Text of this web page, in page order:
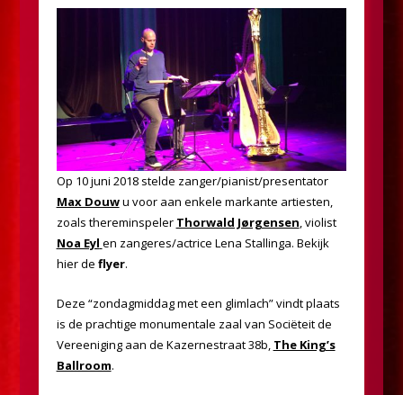
Op 10 juni 2018 stelde zanger/pianist/presentator
Max Douwu voor aan enkele markante artiesten,
zoals thereminspeler Thorwald Jørgensen, violist
Noa Eyl en zangeres/actrice Lena Stallinga. Bekijk
hier de flyer.
Deze “zondagmiddag met een glimlach” vindt plaats
is de prachtige monumentale zaal van Sociëteit de
Vereeniging aan de Kazernestraat 38b, The King’s
Ballroom.